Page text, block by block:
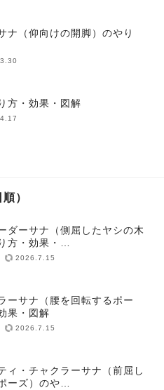
ナ（仰向けの開脚）のやり
方・効果・図解
）
ダーサナ（側屈したヤシの木
方・効果・…
2026.7.15
ーサナ（腰を回転するポー
果・図解
2026.7.15
ィ・チャクラーサナ（前屈し
ーズ）のや…